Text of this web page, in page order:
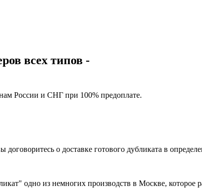
всех типов -
России и СНГ при 100% предоплате.
о доставке готового дубликата в
одно из немногих производств в Москве,